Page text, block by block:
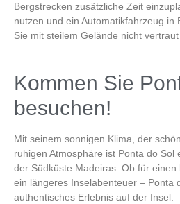
Bergstrecken zusätzliche Zeit
nutzen und ein Automatikfahrzeug in
Sie mit steilem Gelände nicht
Kommen Sie
besuchen!
Mit seinem sonnigen Klima, der
ruhigen Atmosphäre ist Ponta do Sol
der Südküste Madeiras. Ob für
ein längeres Inselabenteuer – Ponta
authentisches Erlebnis auf der Insel.